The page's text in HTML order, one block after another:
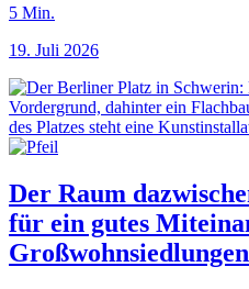
5 Min.
19. Juli 2026
Der Raum
für ein gutes